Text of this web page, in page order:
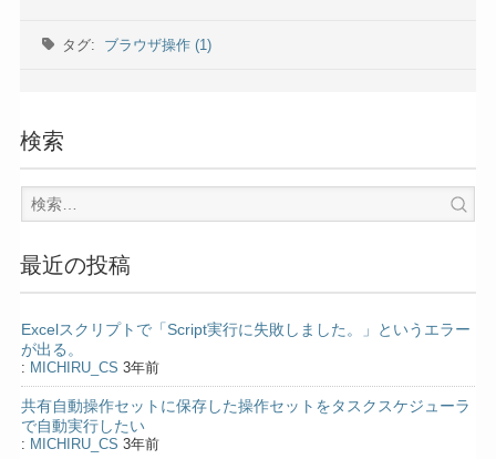
タグ: ブラウザ操作 (1)
検索
最近の投稿
Excelスクリプトで「Script実行に失敗しました。」というエラー
が出る。
: MICHIRU_CS 3年前
共有自動操作セットに保存した操作セットをタスクスケジューラ
で自動実行したい
: MICHIRU_CS 3年前